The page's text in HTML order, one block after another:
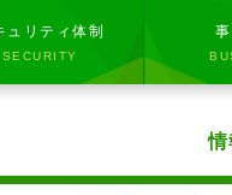
ュリティ体制
SECURITY
情